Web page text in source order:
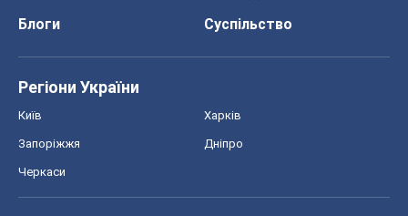
Блоги
Суспільство
Регіони України
Київ Харків
Запоріжжя Дніпро
Черкаси